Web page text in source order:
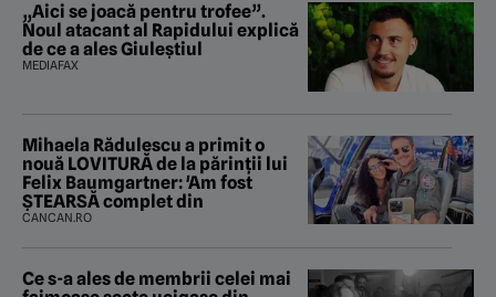
„Aici se joacă pentru trofee”.
Noul atacant al Rapidului explică
de ce a ales Giuleștiul
MEDIAFAX
Mihaela Rădulescu a primit o
nouă LOVITURĂ de la părinții lui
Felix Baumgartner: 'Am fost
ȘTEARSĂ complet din
CANCAN.RO
Ce s-a ales de membrii celei mai